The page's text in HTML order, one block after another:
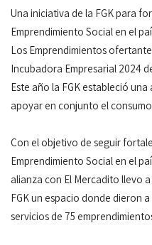
Una iniciativa de la FGK para
Emprendimiento Social en el
Los Emprendimientos
Incubadora Empresarial 2024
Este año la FGK estableció
apoyar en conjunto el
Con el objetivo de seguir
Emprendimiento Social en el
alianza con El Mercadito llevo
FGK un espacio donde dieron
servicios de 75